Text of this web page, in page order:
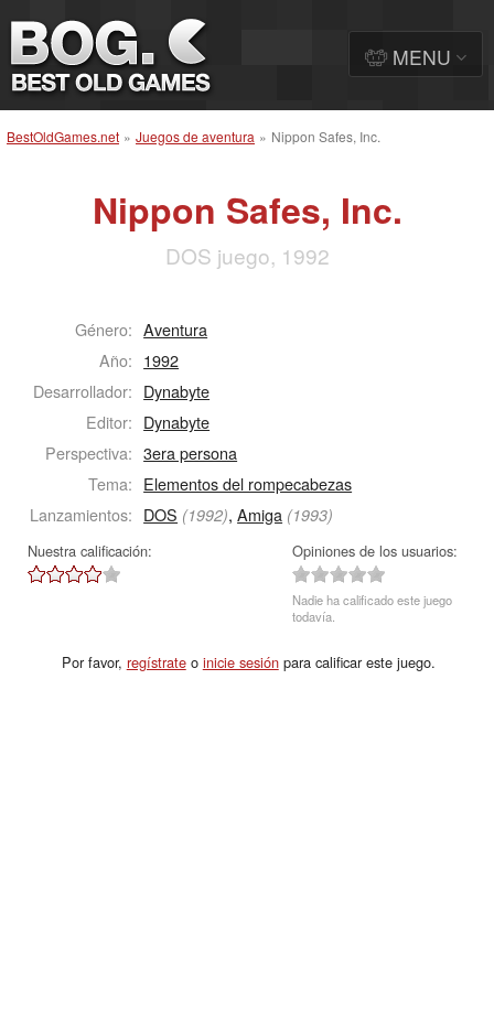
BestOldGames.net » Juegos de aventura » Nippon Safes, Inc.
Nippon Safes, Inc.
DOS juego, 1992
Género: Aventura
Año: 1992
Desarrollador: Dynabyte
Editor: Dynabyte
Perspectiva: 3era persona
Tema: Elementos del rompecabezas
Lanzamientos: DOS (1992),Amiga (1993)
Nuestra calificación: Opiniones de los usuarios:
Nadie ha calificado este juego
todavía.
Por favor, regístrateo inicie sesiónpara calificar este juego.
MENU